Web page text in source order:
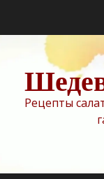
содержимому
Рецепты